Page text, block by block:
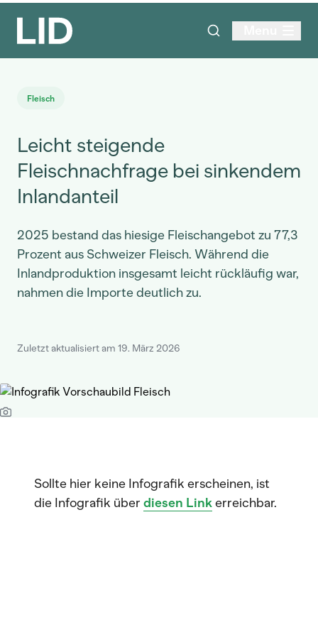
Fleisch
Leicht steigende
Fleischnachfrage bei sinkendem
Inlandanteil
2025 bestand das hiesige Fleischangebot zu 77,3
Prozent aus Schweizer Fleisch. Während die
Inlandproduktion insgesamt leicht rückläufig war,
nahmen die Importe deutlich zu.
Zuletzt aktualisiert am 19. März 2026
Sollte hier keine Infografik erscheinen, ist
die Infografik über diesen Linkerreichbar.